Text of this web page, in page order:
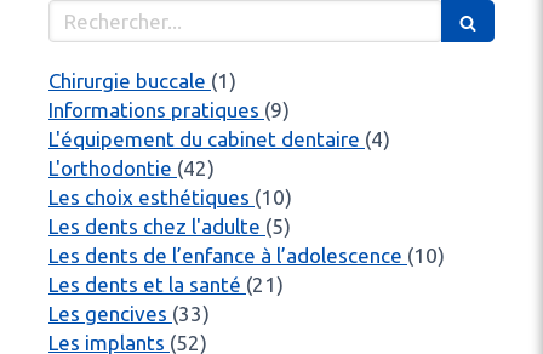
Rechercher
Chirurgie buccale (1)
Informations pratiques (9)
L'équipement du cabinet dentaire (4)
L'orthodontie (42)
Les choix esthétiques (10)
Les dents chez l'adulte (5)
Les dents de l’enfance à l’adolescence (10)
Les dents et la santé (21)
Les gencives (33)
Les implants (52)